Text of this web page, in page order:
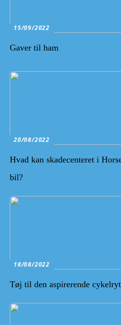
15/09/2022
Gaver til ham
20/08/2022
Hvad kan skadecenteret i
bil?
18/08/2022
Tøj til den aspirerende